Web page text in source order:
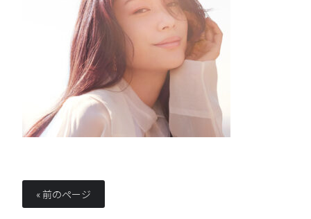
« 前のページ